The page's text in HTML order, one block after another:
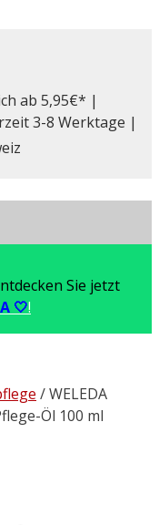
ab 5,95€* |
3-8 Werktage |
Sie jetzt
🤍!
/ WELEDA
Öl 100 ml